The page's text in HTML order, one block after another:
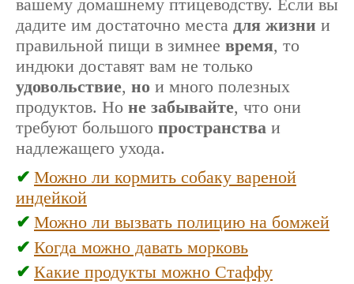
вашему домашнему птицеводству. Если вы
дадите им достаточно места для жизни и
правильной пищи в зимнее время, то
индюки доставят вам не только
удовольствие, но и много полезных
продуктов. Но не забывайте, что они
требуют большого пространства и
надлежащего ухода.
Можно ли кормить собаку вареной
индейкой
Можно ли вызвать полицию на бомжей
Когда можно давать морковь
Какие продукты можно Стаффу